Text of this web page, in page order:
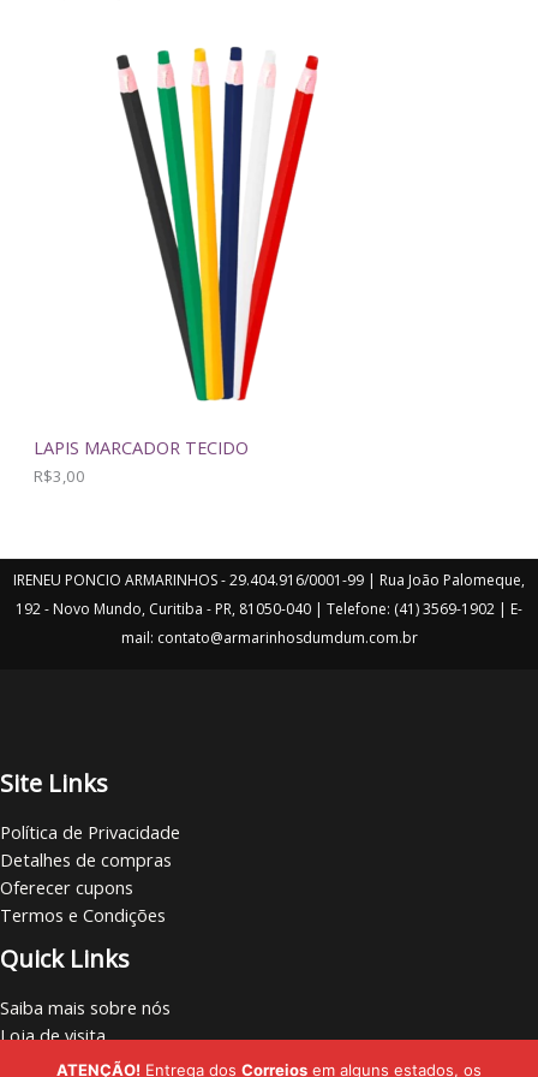
LAPIS MARCADOR TECIDO
R$3,00
IRENEU PONCIO ARMARINHOS - 29.404.916/0001-99 | Rua João Palomeque,
192 - Novo Mundo, Curitiba - PR, 81050-040 | Telefone: (41) 3569-1902 | E-
mail: contato@armarinhosdumdum.com.br
Site Links
Política de Privacidade
Detalhes de compras
Oferecer cupons
Termos e Condições
Quick Links
Saiba mais sobre nós
Loja de visita
Vamos nos conectar
ATENÇÃO! Entrega dos Correios em alguns estados, os